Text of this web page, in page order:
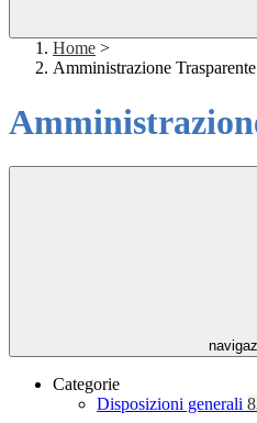
Home >
Amministrazione Trasparente
Categorie
Disposizioni generali